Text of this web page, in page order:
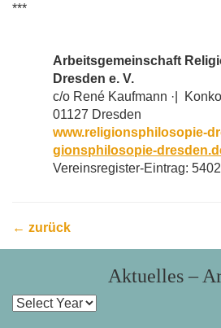
***
Arbeitsgemeinschaft
Dresden e. V.
c/o René Kaufmann ·|
01127 Dresden
www.religionsphilosopie-
gionsphilosopie-
Vereinsregister-Eintrag: 5402
← zurück
Aktuelles –